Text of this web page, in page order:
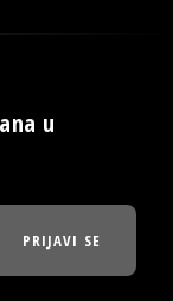
u
PRIJAVI SE